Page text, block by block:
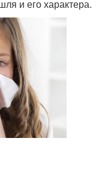
и его характера.